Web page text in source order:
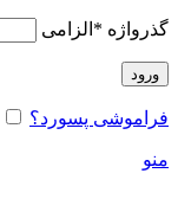
گذرواژه * الزامی
ورود
فراموشی پسورد؟
منو